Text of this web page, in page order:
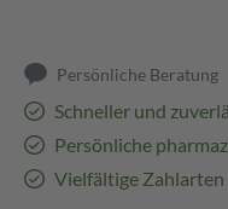
Persönliche Beratung
Schneller und
Persönliche
Vielfältige Zahlarten